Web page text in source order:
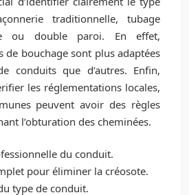
traditionnelle, tubage
ou double paroi. En effet,
de bouchage sont plus adaptées
conduits que d’autres. Enfin,
les réglementations locales,
peuvent avoir des règles
l’obturation des cheminées.
du conduit.
pour éliminer la créosote.
type de conduit.